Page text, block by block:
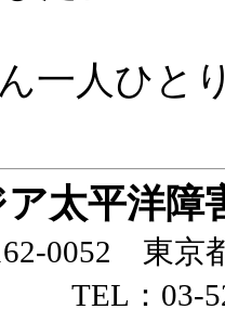
一人ひと
ア太平洋
0052 東京
TEL：03-